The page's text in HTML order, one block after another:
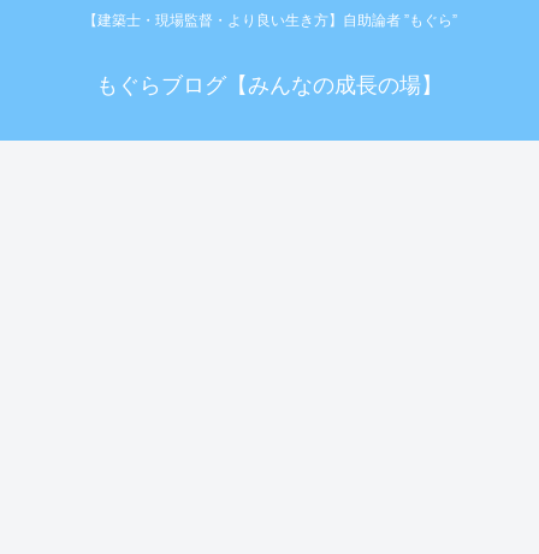
【建築士・現場監督・より良い生き方】自助論者 ”もぐら”
もぐらブログ【みんなの成長の場】